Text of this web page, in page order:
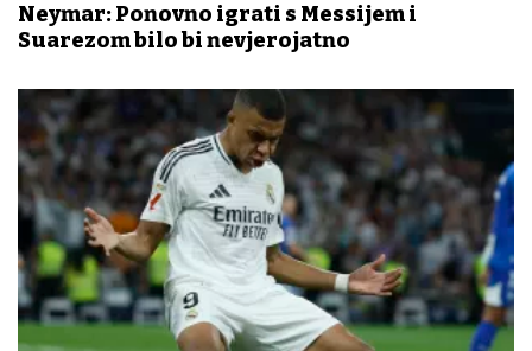
Neymar: Ponovno igrati s Messijem i
Suarezom bilo bi nevjerojatno